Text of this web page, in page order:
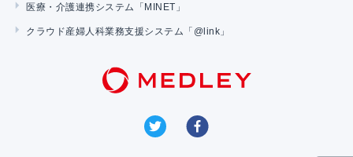
医療・介護連携システム「MINET」
クラウド産婦人科業務支援システム「@link」